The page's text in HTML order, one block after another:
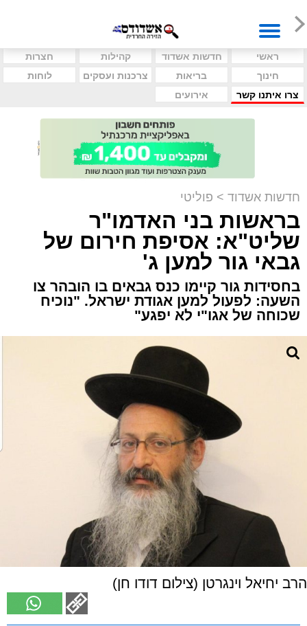
ראשי חדשות אשדוד קהילות
חצרות
חינוך
בריאות צרכנות ועסקים
לוחות
צרו איתנו קשר
אירועים
חדשות אשדוד > פוליטי
בראשות בני האדמו"ר
שליט"א: אסיפת חירום של
גבאי גור למען ג'
בחסידות גור קיימו כנס גבאים בו הובהר צו
השעה: לפעול למען אגודת ישראל. "נוכיח
שכוחה של אגו"י לא יפגע"
הרב יחיאל וינגרטן (צילום דודו חן)